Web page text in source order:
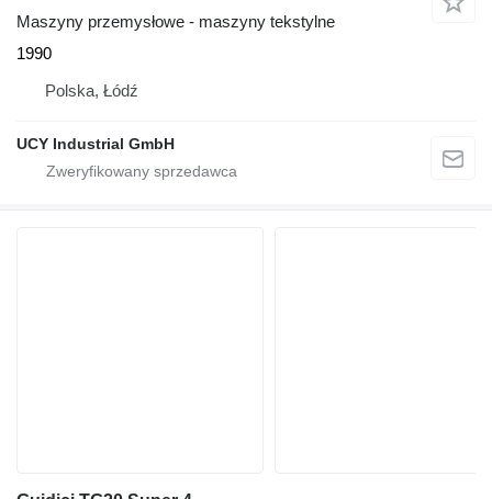
Maszyny przemysłowe - maszyny tekstylne
1990
Polska, Łódź
UCY Industrial GmbH